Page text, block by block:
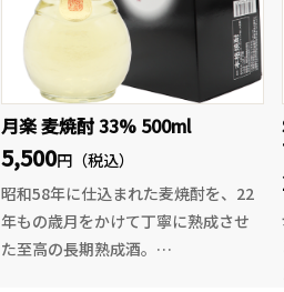
り、輝くような酸が全体を綺麗にフ
ェードアウトさせていきます。
※お一人様一回のご注文につき1本の
みの販売となっております。ご了承
ください。
一回のご注文とは、ご注文頂き商品
がお客様の手元に届くまでを一回と
させて頂いております。
月楽 麦焼酎 33% 500ml
5,500円（税込）
昭和58年に仕込まれた麦焼酎を、22
年もの歳月をかけて丁寧に熟成させ
た至高の長期熟成酒。